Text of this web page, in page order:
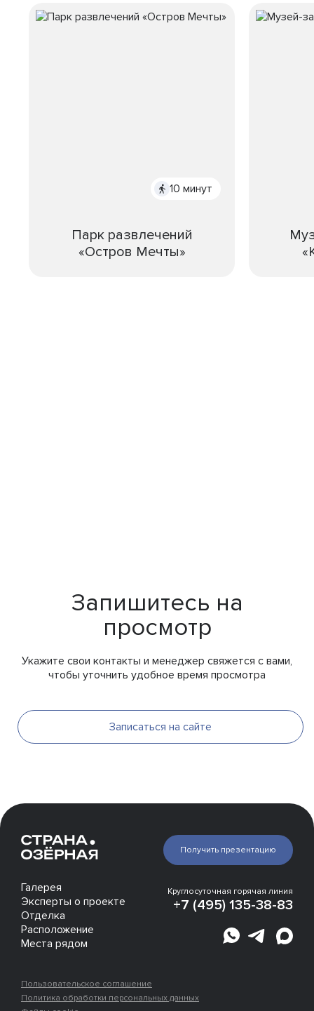
10 минут
Парк развлечений
«Остров Мечты»
Запишитесь на
просмотр
Укажите свои контакты и менеджер свяжется с вами,
чтобы уточнить удобное время просмотра
Записаться на сайте
Галерея
Эксперты о проекте
Отделка
Расположение
Места рядом
Круглосуточная горячая линия
+7 (495) 135-38-83
Получить презентацию
Пользовательское соглашение
Политика обработки персональных данных